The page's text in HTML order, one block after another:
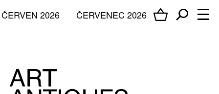
ČERVENEC 2026
ČERVEN 2026